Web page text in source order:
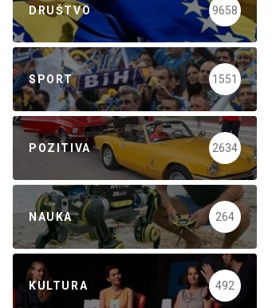
DRUŠTVO 9658
SPORT 1551
POZITIVA 2634
NAUKA 264
KULTURA 492